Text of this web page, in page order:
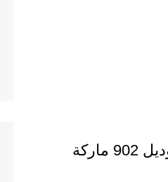
ماكينة تعبئه وتغليف رائحه الكعك والخميره البيره فى اكياس موديل 902 ماركة